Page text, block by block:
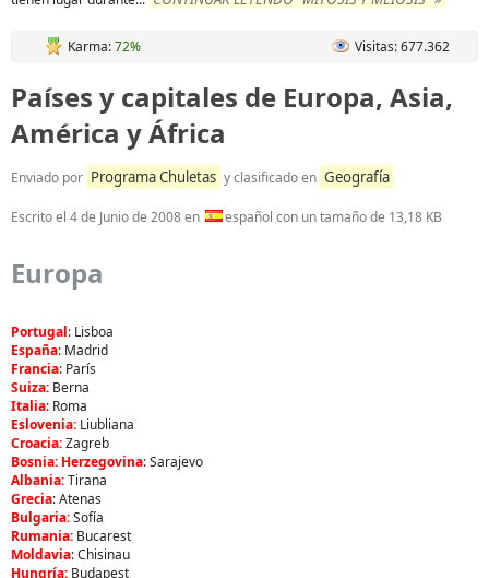
Karma:72% Visitas: 677.362
Países y capitales de Europa, Asia,
América y África
Enviado por Programa Chuletas y clasificado en Geografía
Escrito el 4 de Junio de 2008en español con un tamaño de 13,18 KB
Europa
Portugal: Lisboa
España: Madrid
Francia: París
Suiza: Berna
Italia: Roma
Eslovenia: Liubliana
Croacia:Zagreb
Bosnia: Herzegovina: Sarajevo
Albania:Tirana
Grecia: Atenas
Bulgaria:Sofía
Rumania: Bucarest
Moldavia: Chisinau
Hungría: Budapest